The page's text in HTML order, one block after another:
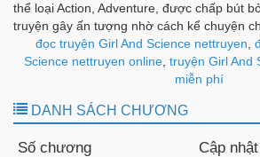
thể loại Action, Adventure, được chấp bút
truyện gây ấn tượng nhờ cách kể chuyện
lý và dàn nhân vật được xây dựng có chiều
bền bỉ theo từng chương.
đọc truyện Girl And Science nettruyen
Science nettruyen online, truyện Girl And
miễn phí
DANH SÁCH CHƯƠNG
Số chương Cập nhật